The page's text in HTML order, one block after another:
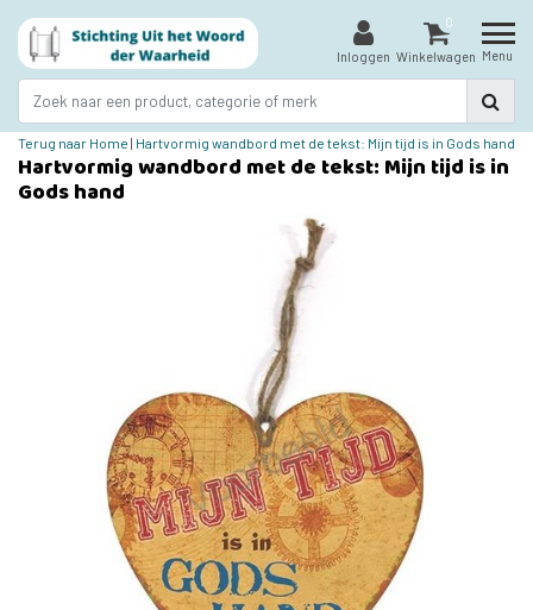
Inloggen
0
Winkelwagen Menu
Terug naar Home | Hartvormig wandbord met de tekst: Mijn tijd is in Gods hand
Hartvormig wandbord met de tekst: Mijn tijd is in
Gods hand